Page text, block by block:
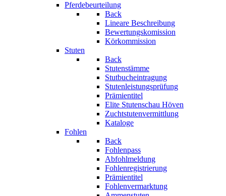
Pferdebeurteilung
Back
Lineare Beschreibung
Bewertungskomission
Körkommission
Stuten
Back
Stutenstämme
Stutbucheintragung
Stutenleistungsprüfung
Prämientitel
Elite Stutenschau Höven
Zuchtstutenvermittlung
Kataloge
Fohlen
Back
Fohlenpass
Abfohlmeldung
Fohlenregistrierung
Prämientitel
Fohlenvermarktung